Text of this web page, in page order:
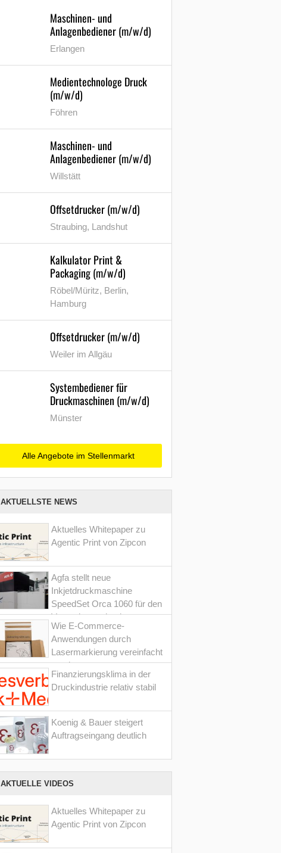
Maschinen- und
Anlagenbediener (m/w/d)
Erlangen
Medientechnologe Druck
(m/w/d)
Föhren
Maschinen- und
Anlagenbediener (m/w/d)
Willstätt
Offsetdrucker (m/w/d)
Straubing, Landshut
Kalkulator Print &
Packaging (m/w/d)
Röbel/Müritz, Berlin,
Hamburg
Offsetdrucker (m/w/d)
Weiler im Allgäu
Systembediener für
Druckmaschinen (m/w/d)
Münster
Alle Angebote im Stellenmarkt
AKTUELLSTE NEWS
Aktuelles Whitepaper zu
Agentic Print von Zipcon
Agfa stellt neue
Inkjetdruckmaschine
SpeedSet Orca 1060 für den
Verpackungsdruck vor
Wie E-Commerce-
Anwendungen durch
Lasermarkierung vereinfacht
werden
Finanzierungsklima in der
Druckindustrie relativ stabil
Koenig & Bauer steigert
Auftragseingang deutlich
AKTUELLE VIDEOS
Aktuelles Whitepaper zu
Agentic Print von Zipcon